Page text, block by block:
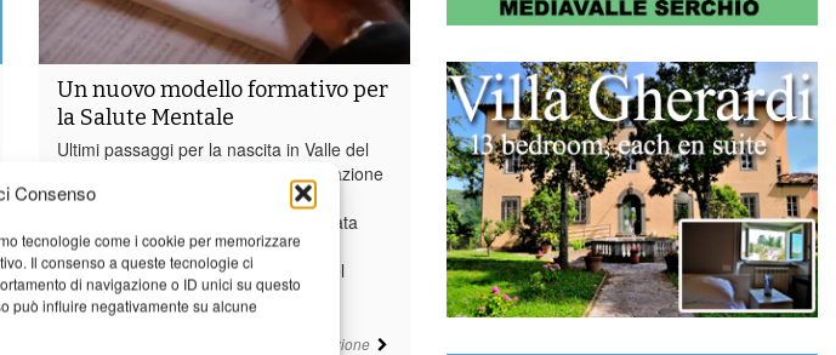
Consenso
tecnologie come i cookie per memorizzare
Il consenso a queste tecnologie ci
di navigazione o ID unici su questo
può influire negativamente su alcune
Redazione
Un nuovo modello formativo per
la Salute Mentale
Ultimi passaggi per la nascita in Valle del
Serchio di una nuova scuola di formazione
umanistico-scientifica per la salute
mentale.Si chiama SCHESIS ed è stata
istituita da Azienda USL 2 di Lucca e
Regione Toscana con il patrocinio del
Comune di Barga e della locale...